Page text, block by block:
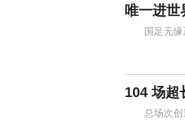
唯一进
国足无缘正
104 场超
总场次创造